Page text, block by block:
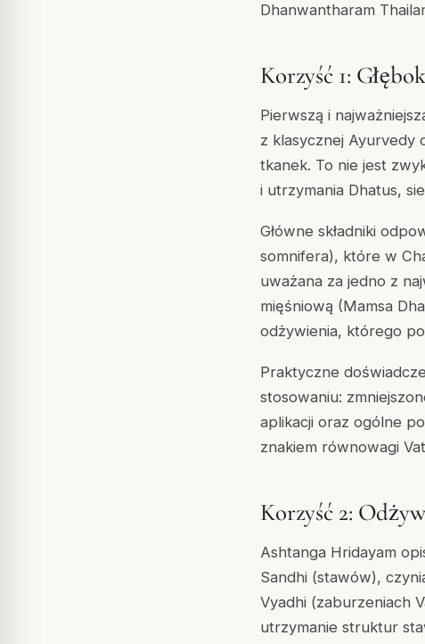
Dhanwantharam
Korzyść 1:
Pierwszą i
z klasycznej Ayurvedy
tkanek. To nie jest
i utrzymania Dhatus,
Główne składniki
somnifera), które w
uważana za jedno z
mięśniową (Mamsa
odżywienia, którego
Praktyczne
stosowaniu:
aplikacji oraz ogólne
znakiem równowagi
Korzyść 2:
Ashtanga Hridayam
Sandhi (stawów),
Vyadhi (zaburzeniach
utrzymanie struktur